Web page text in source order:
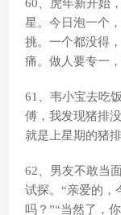
60、虎年新开始
星。今日泡一个
挑。一个都没得
痛。做人要专一
61、韦小宝去吃
傅，我发现猪排
就是上星期的猪
62、男友不敢当
试探。“亲爱的，
吗？”“当然了，